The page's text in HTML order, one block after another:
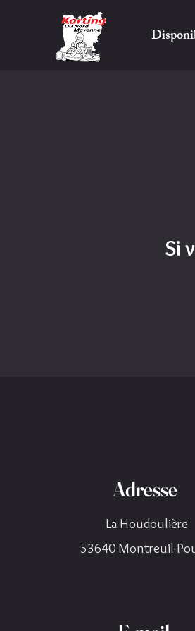
Si
Adresse
La Houdoulière
53640 Montreuil-